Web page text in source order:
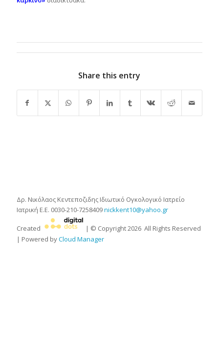
Share this entry
Δρ. Νικόλαος Κεντεποζιδης Ιδιωτικό Ογκολογικό Ιατρείο
Ιατρική Ε.Ε. 0030-210-7258409nickkent10@yahoo.gr
Created | © Copyright2026All Rights Reserved
| Powered byCloud Manager